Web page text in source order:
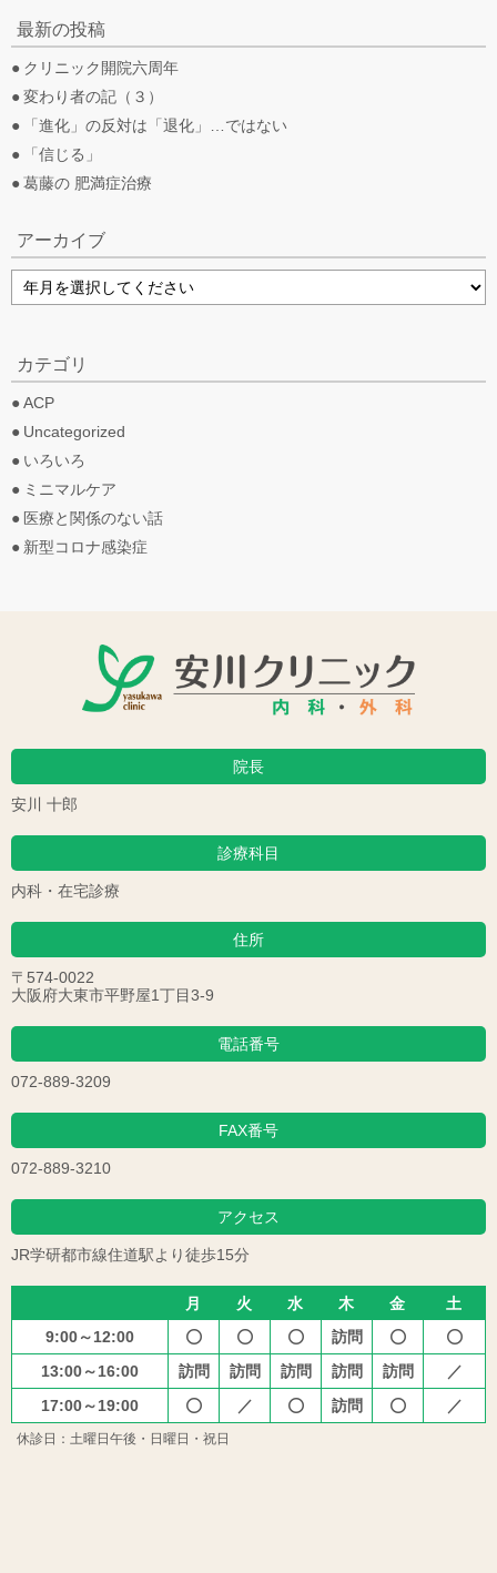
最新の投稿
クリニック開院六周年
変わり者の記（３）
「進化」の反対は「退化」…ではない
「信じる」
葛藤の 肥満症治療
アーカイブ
カテゴリ
ACP
Uncategorized
いろいろ
ミニマルケア
医療と関係のない話
新型コロナ感染症
院長
安川 十郎
診療科目
内科・在宅診療
住所
〒574-0022
大阪府大東市平野屋1丁目3-9
電話番号
072-889-3209
FAX番号
072-889-3210
アクセス
JR学研都市線住道駅より徒歩15分
休診日：土曜日午後・日曜日・祝日
月 火 水 木 金
土
9:00～12:00
   訪問  
13:00～16:00 訪問 訪問 訪問 訪問 訪問
／
17:00～19:00
 ／  訪問  ／